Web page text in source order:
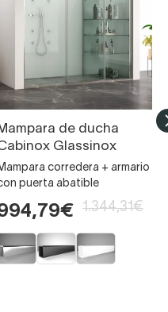
de ducha
Glassinox
corredera + armario
puerta abatible
1.344,31€